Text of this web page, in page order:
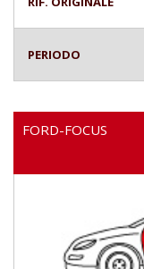
PERIODO
FORD-FOCUS